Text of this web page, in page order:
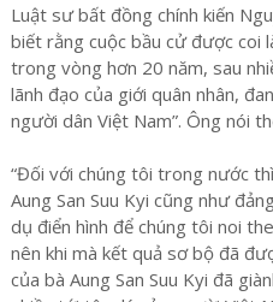
Luật sư bất đồng chính kiến
biết rằng cuộc bầu cử được coi
trong vòng hơn 20 năm, sau
lãnh đạo của giới quân nhân,
người dân Việt Nam”. Ông nói
“Đối với chúng tôi trong nước
Aung San Suu Kyi cũng như
dụ điển hình để chúng tôi noi
nên khi mà kết quả sơ bộ đã
của bà Aung San Suu Kyi đã